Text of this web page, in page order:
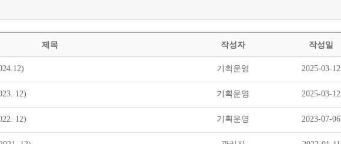
제목 작성자 작성일
기획운영 2025-03-12
12) 기획운영 2025-03-12
12) 기획운영 2023-07-06